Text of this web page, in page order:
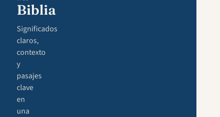
Biblia
Significados
claros,
contexto
y
pasajes
clave
en
una